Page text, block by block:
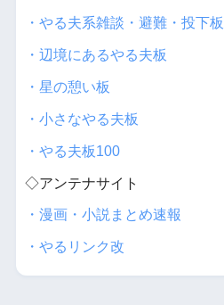
・やる夫系雑談・避難・投下
・辺境にあるやる夫板
・星の憩い板
・小さなやる夫板
・やる夫板100
◇アンテナサイト
・漫画・小説まとめ速報
・やるリンク改